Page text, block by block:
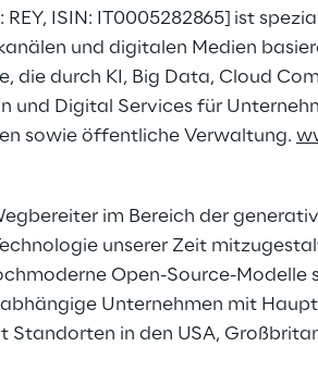
REY, ISIN: IT0005282865] ist
und digitalen Medien
die durch KI, Big Data, Cloud
und Digital Services für
sowie öffentliche Verwaltung.
im Bereich der
unserer Zeit
Open-Source-Modelle
Unternehmen mit
Standorten in den USA,